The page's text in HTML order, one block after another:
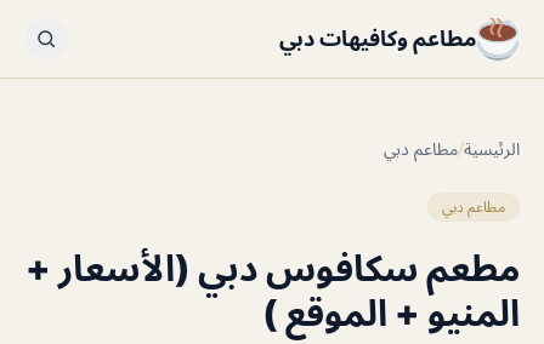
مطاعم وكافيهات دبي
الرئيسية/مطاعم دبي
مطاعم دبي
مطعم سكافوس دبي (الأسعار +
المنيو + الموقع )